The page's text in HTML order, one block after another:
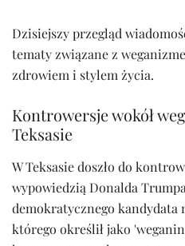
Dzisiejszy przegląd
tematy związane z
zdrowiem i stylem życia.
Kontrowersje wokół
Teksasie
W Teksasie doszło do
wypowiedzią Donalda
demokratycznego kandydata
którego określił jako